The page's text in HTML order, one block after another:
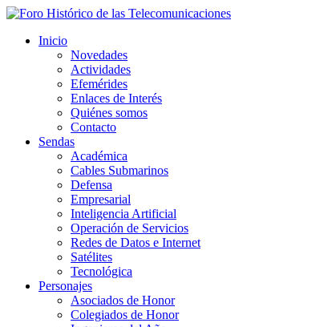
Inicio
Novedades
Actividades
Efemérides
Enlaces de Interés
Quiénes somos
Contacto
Sendas
Académica
Cables Submarinos
Defensa
Empresarial
Inteligencia Artificial
Operación de Servicios
Redes de Datos e Internet
Satélites
Tecnológica
Personajes
Asociados de Honor
Colegiados de Honor